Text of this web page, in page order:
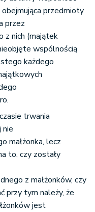
przedmioty
przez
z nich (majątek
wspólnością
każdego
trwania
nie
małżonka, lecz
to, czy zostały
z małżonków, czy
przy tym należy, że
jest